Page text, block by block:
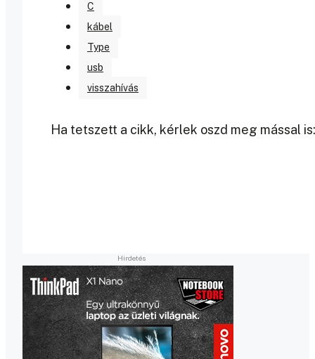
C
kábel
Type
usb
visszahívás
Ha tetszett a cikk, kérlek oszd meg mással is: